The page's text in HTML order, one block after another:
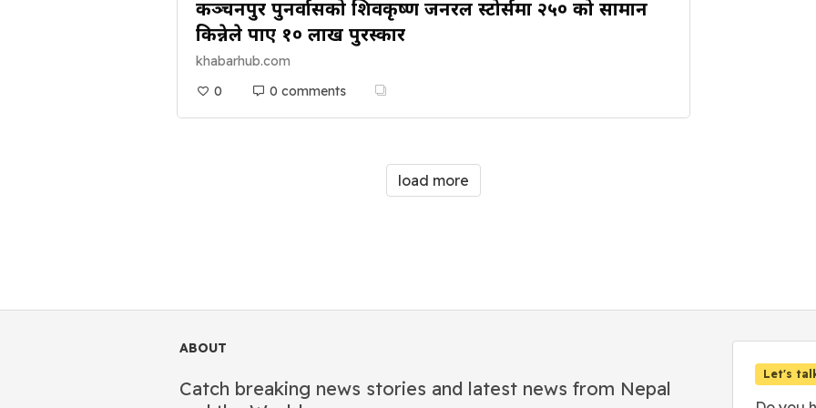
कञ्चनपुर पुनर्वासको शिवकृष्ण जनरल स्टोर्समा २५० को सामान
किन्नेले पाए १० लाख पुरस्कार
khabarhub.com
0
0 comments
load more
ABOUT
Catch breaking news stories and latest news from Nepal
Let's